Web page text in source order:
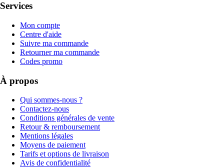
Services
Mon compte
Centre d'aide
Suivre ma commande
Retourner ma commande
Codes promo
À propos
Qui sommes-nous ?
Contactez-nous
Conditions générales de vente
Retour & remboursement
Mentions légales
Moyens de paiement
Tarifs et options de livraison
Avis de confidentialité